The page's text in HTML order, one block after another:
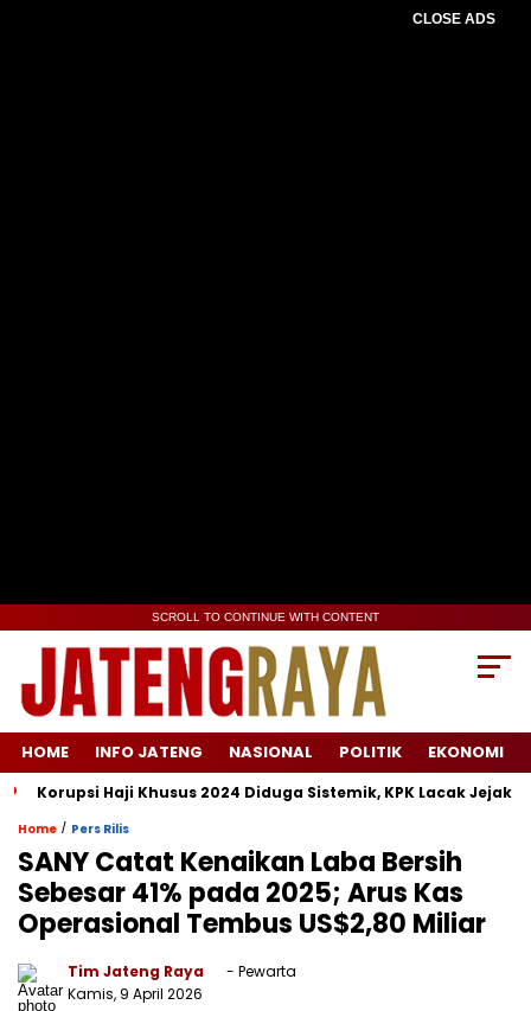
CLOSE ADS
SCROLL TO CONTINUE WITH CONTENT
HOME INFO JATENG NASIONAL POLITIK EKONOMI
Korupsi Haji Khusus 2024 Diduga Sistemik, KPK Lacak Jejak
Home / Pers Rilis
SANY Catat Kenaikan Laba Bersih
Sebesar 41% pada 2025; Arus Kas
Operasional Tembus US$2,80 Miliar
Tim Jateng Raya
- Pewarta
Kamis, 9 April 2026